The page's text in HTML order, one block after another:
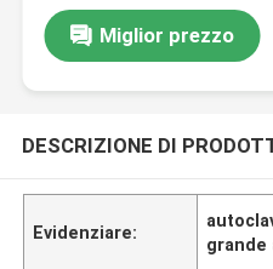
Miglior prezzo
DESCRIZIONE DI
Evidenziare:
grande